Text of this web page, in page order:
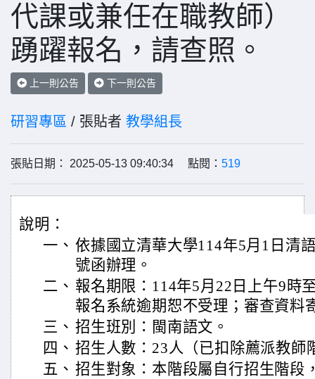
代課或兼任在職教師）
踴躍報名，請查照。
上一則公告 下一則公告
研習專區 / 張貼者 教學組長
張貼日期： 2025-05-13 09:40:34 點閱： 519
說明：
一、 依據國立清華大學114年5月1日清
號函辦理。
二、 報名期限：114年5月22日上午9時
報名系統逾期恕不受理；審查資料
三、 招生班別：閩南語文。
四、 招生人數：23人（已扣除薦派教師
五、 招生對象：本階段屬自行招生階段